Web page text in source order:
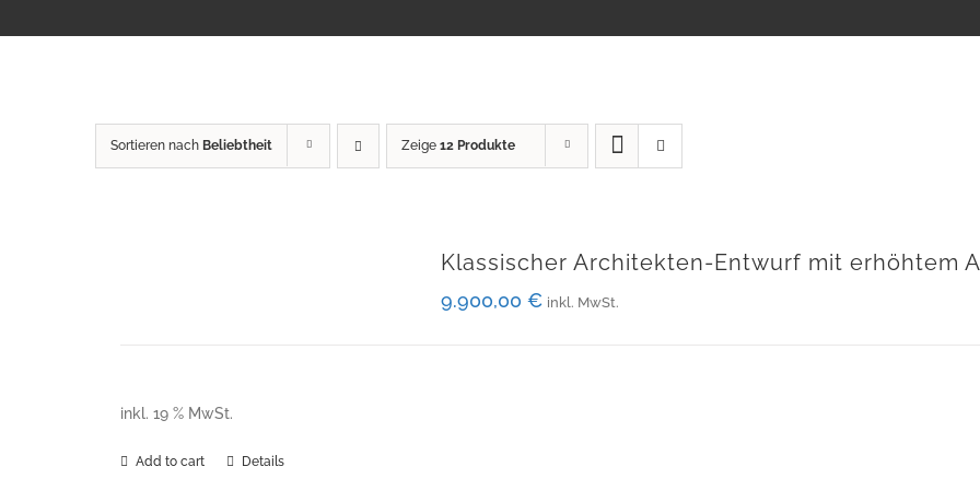
Sortieren nach Beliebtheit Zeige 12 Produkte
Klassischer Architekten-Entwurf mit erhöhtem
9.900,00 € inkl. MwSt.
inkl. 19 % MwSt.
Add to cart Details